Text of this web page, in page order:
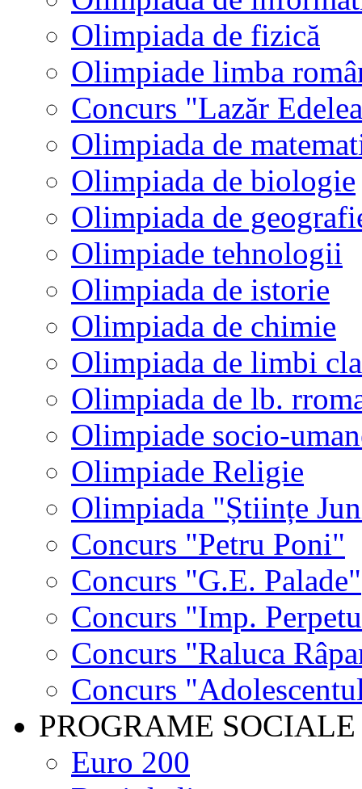
Olimpiada de fizică
Olimpiade limba
Concurs "Lazăr
Olimpiada de
Olimpiada de biologie
Olimpiada de
Olimpiade tehnologii
Olimpiada de istorie
Olimpiada de chimie
Olimpiada de limbi
Olimpiada de lb.
Olimpiade socio-
Olimpiade Religie
Olimpiada "Științe
Concurs "Petru Poni"
Concurs "G.E. Palade"
Concurs "Imp.
Concurs "Raluca
Concurs
PROGRAME SOCIALE
Euro 200